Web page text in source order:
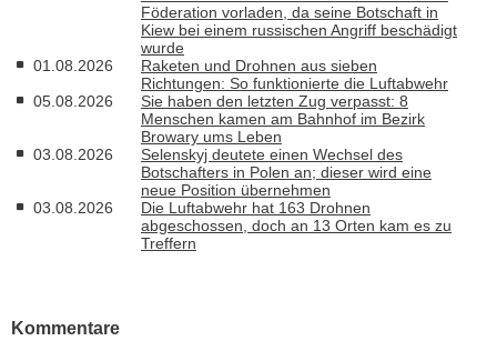
Föderation vorladen, da seine Botschaft in
Kiew bei einem russischen Angriff beschädigt
wurde
01.08.2026
Raketen und Drohnen aus sieben
Richtungen: So funktionierte die Luftabwehr
05.08.2026
Sie haben den letzten Zug verpasst: 8
Menschen kamen am Bahnhof im Bezirk
Browary ums Leben
03.08.2026
Selenskyj deutete einen Wechsel des
Botschafters in Polen an; dieser wird eine
neue Position übernehmen
03.08.2026
Die Luftabwehr hat 163 Drohnen
abgeschossen, doch an 13 Orten kam es zu
Treffern
Kommentare